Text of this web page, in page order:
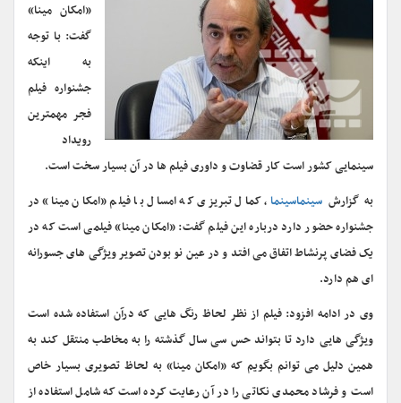
«امکان مینا»
گفت: با توجه
به اینکه
جشنواره فیلم
فجر مهمترین
رویداد
سینمایی کشور است کار قضاوت و داوری فیلم ها در آن بسیار سخت است.
به گزارش سینماسینما، کمال تبریزی که امسال با فیلم «امکان مینا» در
جشنواره حضور دارد درباره این فیلم گفت: «امکان مینا» فیلمی است که در
یک فضای پرنشاط اتفاق می افتد و در عین نو بودن تصویر ویژگی های جسورانه
ای هم دارد.
وی در ادامه افزود: فیلم از نظر لحاظ رنگ هایی که درآن استفاده شده است
ویژگی هایی دارد تا بتواند حس سی سال گذشته را به مخاطب منتقل کند به
همین دلیل می توانم بگویم که «امکان مینا» به لحاظ تصویری بسیار خاص
است و فرشاد محمدی نکاتی را در آن رعایت کرده است که شامل استفاده از